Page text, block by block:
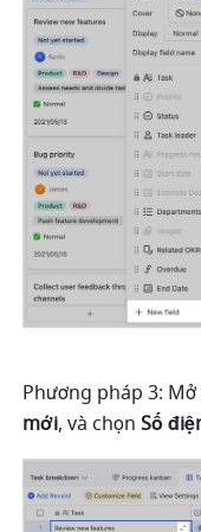
Phương pháp 3:
mới, và chọn Số